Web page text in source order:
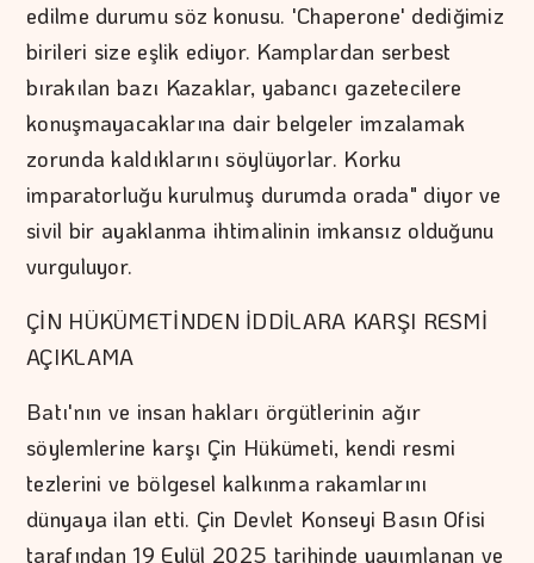
edilme durumu söz konusu. 'Chaperone' dediğimiz
birileri size eşlik ediyor. Kamplardan serbest
bırakılan bazı Kazaklar, yabancı gazetecilere
konuşmayacaklarına dair belgeler imzalamak
zorunda kaldıklarını söylüyorlar. Korku
imparatorluğu kurulmuş durumda orada" diyor ve
sivil bir ayaklanma ihtimalinin imkansız olduğunu
vurguluyor.
ÇİN HÜKÜMETİNDEN İDDİLARA KARŞI RESMİ
AÇIKLAMA
Batı'nın ve insan hakları örgütlerinin ağır
söylemlerine karşı Çin Hükümeti, kendi resmi
tezlerini ve bölgesel kalkınma rakamlarını
dünyaya ilan etti. Çin Devlet Konseyi Basın Ofisi
tarafından 19 Eylül 2025 tarihinde yayımlanan ve